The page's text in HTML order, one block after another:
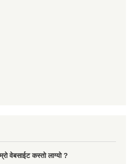
वेबसाईट कस्तो लाग्यो ?